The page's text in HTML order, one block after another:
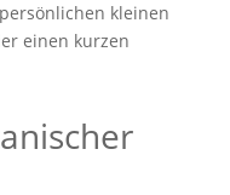
kleinen
einen kurzen